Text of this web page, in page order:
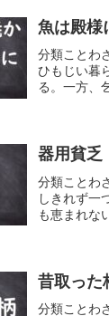
魚は殿様
分類ことわ
ひもじい暮
る。一方、
器用貧乏
分類ことわ
しきれず一
も恵まれな
昔取った
分類ことわ